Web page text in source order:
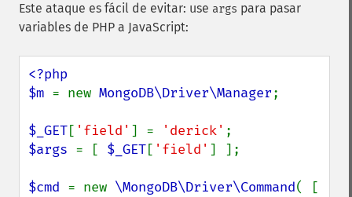
Este ataque es fácil de evitar: use args para pasar
variables de PHP a JavaScript:
<?php
$m = new MongoDB\Driver\Manager;
$_GET[ 'field' ] = 'derick'
$args = [ $_GET[ 'field' ] ];
$cmd = new \MongoDB\Driver\Command( [